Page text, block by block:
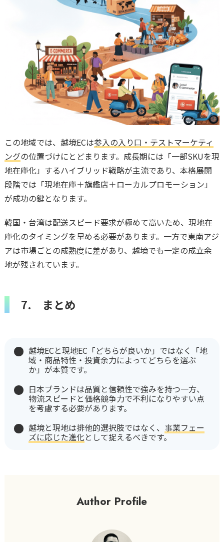
この地域では、越境ECは参入の入り口・テストマーケティ
ングの位置づけにとどまります。成長期には「一部SKUを現
地在庫化」するハイブリッド戦略が主流であり、本格展開
段階では「現地在庫＋旗艦店＋ローカルプロモーション」
が成功の鍵となります。
韓国・台湾は配送スピード要求が極めて高いため、現地在
庫化のタイミングを早める必要があります。一方で東南アジ
アは市場ごとの成熟度に差があり、越境でも一定の成立余
地が残されています。
7. まとめ
越境ECと現地EC「どちらが良いか」ではなく「地
域・商品特性・投資余力によってどちらを選ぶ
か」が本質です。
日本ブランドは品質と信頼性で強みを持つ一方、
物流スピードと価格競争力で不利になりやすい点
を考慮する必要があります。
越境と現地は排他的選択肢ではなく、 事業フェー
ズに応じた進化として捉えるべきです。
Author Profile